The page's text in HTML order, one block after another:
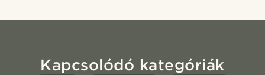
Kapcsolódó kategóriák